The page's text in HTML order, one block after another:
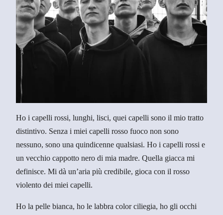
Ho i capelli rossi, lunghi, lisci, quei capelli sono il mio tratto
distintivo. Senza i miei capelli rosso fuoco non sono
nessuno, sono una quindicenne qualsiasi. Ho i capelli rossi e
un vecchio cappotto nero di mia madre. Quella giacca mi
definisce. Mi dà un’aria più credibile, gioca con il rosso
violento dei miei capelli.
Ho la pelle bianca, ho le labbra color ciliegia, ho gli occhi